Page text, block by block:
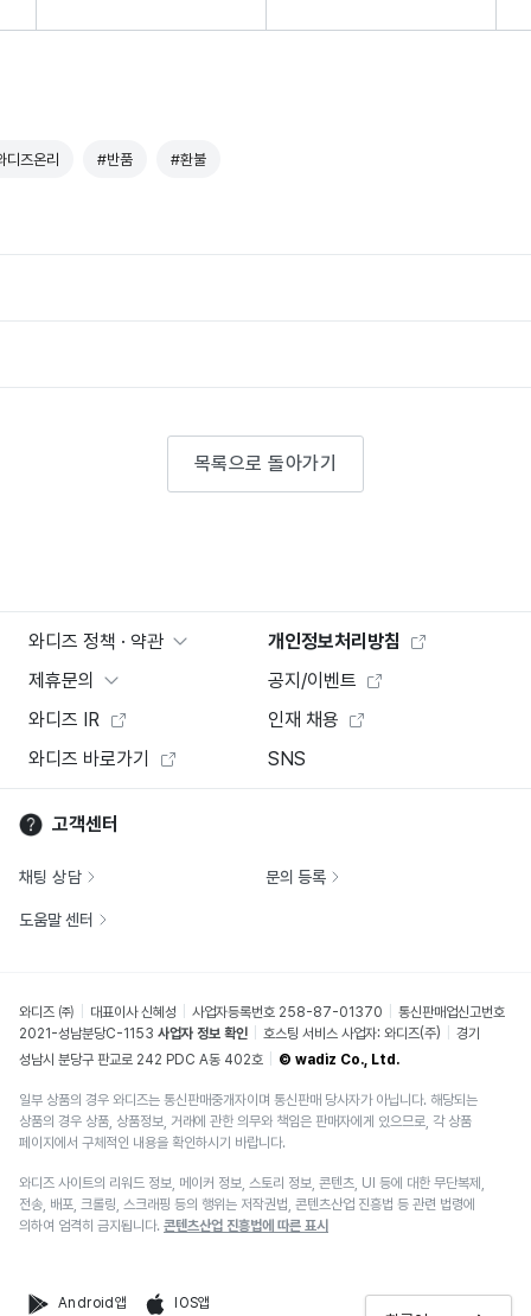
디즈온리 #반품 #환불
목록으로 돌아가기
와디즈 정책 · 약관
개인정보처리방침
제휴문의
공지/이벤트
와디즈 IR
인재 채용
와디즈 바로가기
SNS
고객센터
채팅 상담 문의 등록
도움말 센터
와디즈 ㈜ 대표이사 신혜성 사업자등록번호 258-87-01370
통신판매업신고번호
2021-성남분당C-1153 사업자 정보 확인 호스팅 서비스 사업자: 와디즈(주)
경기
성남시 분당구 판교로 242 PDC A동 402호
© wadiz Co., Ltd.
일부 상품의 경우 와디즈는 통신판매중개자이며 통신판매 당사자가 아닙니다. 해당되는
상품의 경우 상품, 상품정보, 거래에 관한 의무와 책임은 판매자에게 있으므로, 각 상품
페이지에서 구체적인 내용을 확인하시기 바랍니다.
와디즈 사이트의 리워드 정보, 메이커 정보, 스토리 정보, 콘텐츠, UI 등에 대한 무단복제,
전송, 배포, 크롤링, 스크래핑 등의 행위는 저작권법, 콘텐츠산업 진흥법 등 관련 법령에
의하여 엄격히 금지됩니다. 콘텐츠산업 진흥법에 따른 표시
Android앱 IOS앱